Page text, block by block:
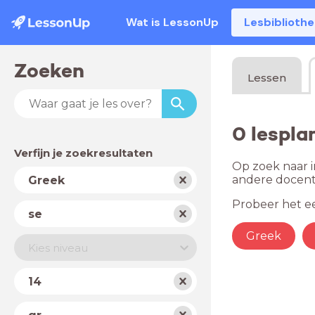
Wat is LessonUp
Zoeken
Verfijn je zoekresultaten
VakGreek
se
Niveau
Kies niveau
Jaar
14
Lessen
0
Op zoek naar
andere
Probeer het
Greek